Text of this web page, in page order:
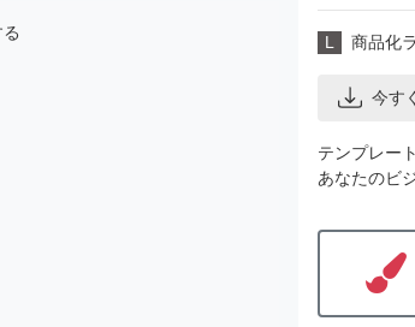
L 商品化
今す
テンプレー
あなたのビ